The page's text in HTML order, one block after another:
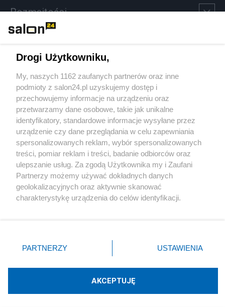
Rozmaitości
Sport
Społeczeństwo
Kultura
X Facebook Instagram Youtube
Technologię dostarcza:W3media.pl
Drogi Użytkowniku,
My, naszych 1162 zaufanych partnerów oraz inne
podmioty z salon24.pl uzyskujemy dostęp i
przechowujemy informacje na urządzeniu oraz
przetwarzamy dane osobowe, takie jak unikalne
identyfikatory, standardowe informacje wysyłane przez
urządzenie czy dane przeglądania w celu zapewniania
spersonalizowanych reklam, wybór spersonalizowanych
treści, pomiar reklam i treści, badanie odbiorców oraz
ulepszanie usług. Za zgodą Użytkownika my i Zaufani
Partnerzy możemy używać dokładnych danych
geolokalizacyjnych oraz aktywnie skanować
charakterystykę urządzenia do celów identyfikacji.
zmienić/wycofać klikając przycisk ustawień prywatności
znajdujący się w lewym dolnym rogu strony
rodzaje przetwarzania danych nie wymagają zgody
użytkownika, ale masz prawo sprzeciwić się takiemu
PARTNERZY USTAWIENIA
AKCEPTUJĘ